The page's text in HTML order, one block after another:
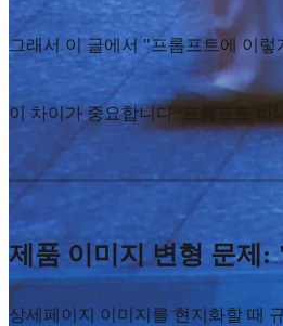
그래서 이 글에서 "프롬프트에 이렇
이 차이가 중요합니다. 프롬프트 하
제품 이미지 변형 문제
상세페이지 이미지를 현지화할 때